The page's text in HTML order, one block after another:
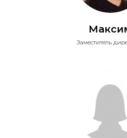
Заместитель